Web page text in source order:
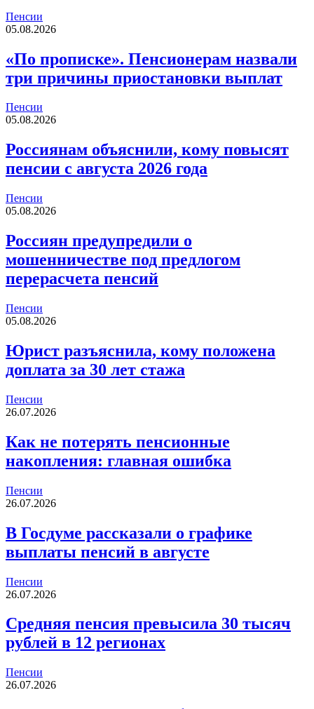
Пенсии
05.08.2026
«По прописке». Пенсионерам назвали
три причины приостановки выплат
Пенсии
05.08.2026
Россиянам объяснили, кому повысят
пенсии с августа 2026 года
Пенсии
05.08.2026
Россиян предупредили о
мошенничестве под предлогом
перерасчета пенсий
Пенсии
05.08.2026
Юрист разъяснила, кому положена
доплата за 30 лет стажа
Пенсии
26.07.2026
Как не потерять пенсионные
накопления: главная ошибка
Пенсии
26.07.2026
В Госдуме рассказали о графике
выплаты пенсий в августе
Пенсии
26.07.2026
Средняя пенсия превысила 30 тысяч
рублей в 12 регионах
Пенсии
26.07.2026